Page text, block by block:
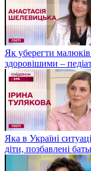
Як уберегти
здоровішими –
Яка в Україні
діти, позбавлені